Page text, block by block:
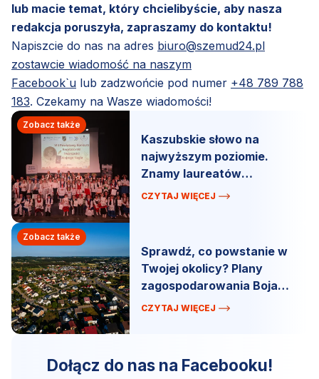
lub macie temat, który chcielibyście, aby nasza
redakcja poruszyła, zapraszamy do kontaktu!
Napiszcie do nas na adres biuro@szemud24.pl
zostawcie wiadomość na naszym
Facebook`u lub zadzwońcie pod numer +48 789 788
183. Czekamy na Wasze wiadomości!
Zobacz także
Kaszubskie słowo na
najwyższym poziomie.
Znamy laureatów
powiatowego konkursu
CZYTAJ WIĘCEJ
Zobacz także
Sprawdź, co powstanie w
Twojej okolicy? Plany
zagospodarowania Bojana
i Szemuda.
CZYTAJ WIĘCEJ
Dołącz do nas na Facebooku!